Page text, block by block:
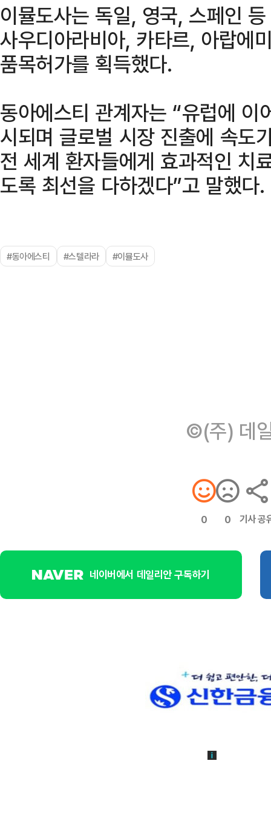
이뮬도사는 독일, 영국, 스페인
사우디아라비아, 카타르, 아랍에
품목허가를 획득했다.
동아에스티 관계자는 “유럽에 이
시되며 글로벌 시장 진출에 속도
전 세계 환자들에게 효과적인 치
도록 최선을 다하겠다”고 말했다.
#동아에스티 #스텔라라 #이뮬도사
©(주) 데
0 0 기사 공
네이버에서 데일리안 구독하기